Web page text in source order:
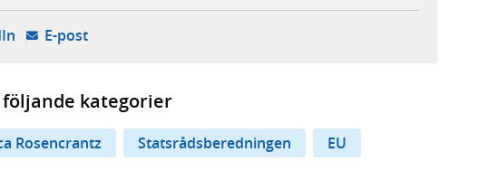
extern webbplats,
flik, extern webbplats,
- öppnas i ny flik, extern webbplats,
E-post- öppnar din e-postklient,
kategorier
Rosencrantz Statsrådsberedningen
EU